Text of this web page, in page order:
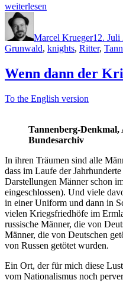
„Wenn
dann
der
Krieg,
der
Krieg“
weiterlesen
Marcel Krueger12. Juli
Grunwald, knights, Ritter,
Wenn dann der
To the English version
Tannenberg-Denkmal,
Bundesarchiv
In ihren Träumen sind alle
dass im Laufe der
Darstellungen Männer schon
eingeschlossen). Und viele
in einer Uniform und dann in
vielen Kriegsfriedhöfe im
russische Männer, die von
Männer, die von Deutschen
von Russen getötet wurden.
Ein Ort, der für mich diese
vom Nationalismus noch